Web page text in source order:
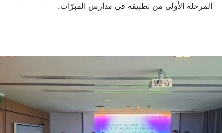
المرحلة الأولى من تطبيقه في مدارس المبرّات.